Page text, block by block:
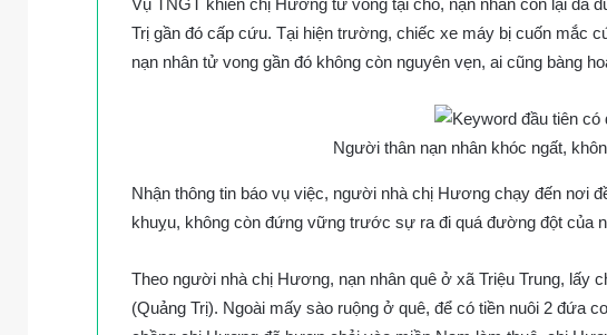
Vụ TNGT khiến chị Hương tử vong tại chỗ, nạn nhân còn lại đã
Trị gần đó cấp cứu. Tại hiện trường, chiếc xe máy bị cuốn mắc
nạn nhân tử vong gần đó không còn nguyên vẹn, ai cũng bàng
Người thân nạn nhân khóc ngất,
Nhận thông tin báo vụ việc, người nhà chị Hương chạy đến nơi
khuỵu, không còn đứng vững trước sự ra đi quá đường đột của
Theo người nhà chị Hương, nạn nhân quê ở xã Triệu Trung, lấy
(Quảng Trị). Ngoài mấy sào ruộng ở quê, để có tiền nuôi 2 đứa